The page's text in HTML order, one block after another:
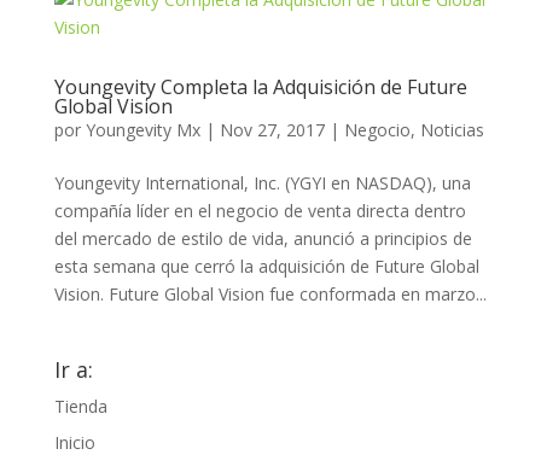
Youngevity Completa la Adquisición de Future
Global Vision
por Youngevity Mx| Nov 27, 2017| Negocio, Noticias
Youngevity International, Inc. (YGYI en NASDAQ), una
compañía líder en el negocio de venta directa dentro
del mercado de estilo de vida, anunció a principios de
esta semana que cerró la adquisición de Future Global
Vision. Future Global Vision fue conformada en marzo...
Ir a:
Tienda
Inicio